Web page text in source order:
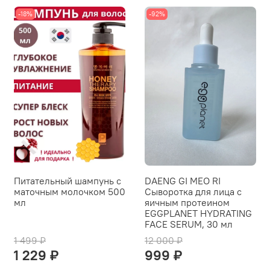
-18%
Питательный шампунь с
маточным молочком 500
мл
1 499 ₽
1 229 ₽
-92%
DAENG GI MEO RI
Сыворотка для лица с
яичным протеином
EGGPLANET HYDRATING
FACE SERUM, 30 мл
12 000 ₽
999 ₽